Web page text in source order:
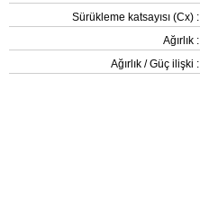
Sürükleme katsayısı (Cx) :
Ağırlık :
Ağırlık / Güç ilişki :